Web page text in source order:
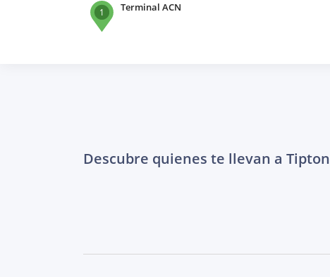
1 Terminal ACN
Descubre quienes te llevan a Tipton